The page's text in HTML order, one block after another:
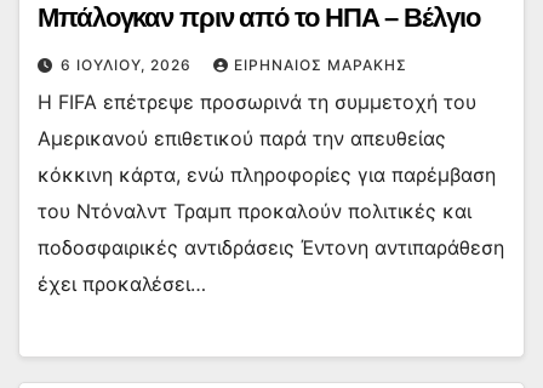
Μπάλογκαν πριν από το ΗΠΑ – Βέλγιο
6 ΙΟΥΛΊΟΥ, 2026 ΕΙΡΗΝΑΊΟΣ ΜΑΡΆΚΗΣ
Η FIFA επέτρεψε προσωρινά τη συμμετοχή του
Αμερικανού επιθετικού παρά την απευθείας
κόκκινη κάρτα, ενώ πληροφορίες για παρέμβαση
του Ντόναλντ Τραμπ προκαλούν πολιτικές και
ποδοσφαιρικές αντιδράσεις Έντονη αντιπαράθεση
έχει προκαλέσει…